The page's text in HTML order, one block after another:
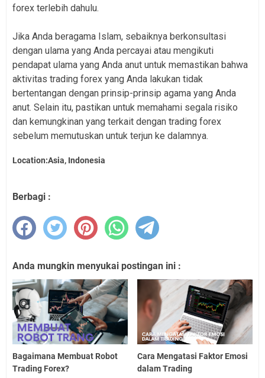
forex terlebih dahulu.
Jika Anda beragama Islam, sebaiknya berkonsultasi
dengan ulama yang Anda percayai atau mengikuti
pendapat ulama yang Anda anut untuk memastikan bahwa
aktivitas trading forex yang Anda lakukan tidak
bertentangan dengan prinsip-prinsip agama yang Anda
anut. Selain itu, pastikan untuk memahami segala risiko
dan kemungkinan yang terkait dengan trading forex
sebelum memutuskan untuk terjun ke dalamnya.
Location:Asia, Indonesia
Berbagi :
Anda mungkin menyukai postingan ini :
Bagaimana Membuat Robot
Trading Forex?
Cara Mengatasi Faktor Emosi
dalam Trading